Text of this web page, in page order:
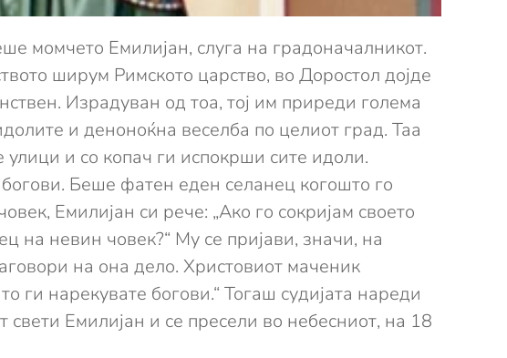
момчето Емилијан, слуга на градоначалникот.
ширум Римското царство, во Доростол дојде
Израдуван од тоа, тој им приреди голема
и деноноќна веселба по целиот град. Таа
и со копач ги испокрши сите идоли.
Беше фатен еден селанец когошто го
Емилијан си рече: „Ако го сокријам своето
на невин човек?“ Му се пријави, значи, на
на она дело. Христовиот маченик
ги нарекувате богови.“ Тогаш судијата нареди
свети Емилијан и се пресели во небесниот, на 18